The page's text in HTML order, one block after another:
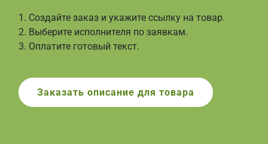
1. Создайте заказ и укажите ссылку на товар.
2. Выберите исполнителя по заявкам.
3. Оплатите готовый текст.
Заказать описание для товара